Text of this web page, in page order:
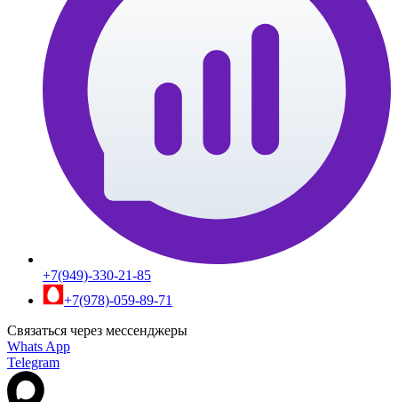
+7(949)-330-21-85
+7(978)-059-89-71
Связаться через мессенджеры
Whats App
Telegram